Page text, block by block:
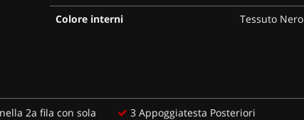
Colore interni
Tessuto Nero
2a fila con sola
3 Appoggiatesta Posteriori